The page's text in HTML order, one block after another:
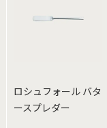
ロシュフォール バタ
ースプレダー